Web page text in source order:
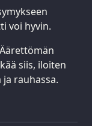
voi hyvin.
siis, iloiten
rauhassa.